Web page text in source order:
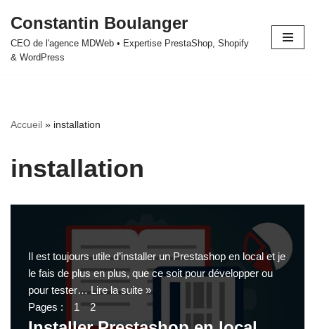
Aller
au
Constantin Boulanger
CEO de l'agence MDWeb • Expertise PrestaShop, Shopify
& WordPress
Accueil » installation
installation
Il est toujours utile d’installer un Prestashop en local et je
le fais de plus en plus, que ce soit pour développer ou
pour tester… Lire la suite »
Pages :
1 2